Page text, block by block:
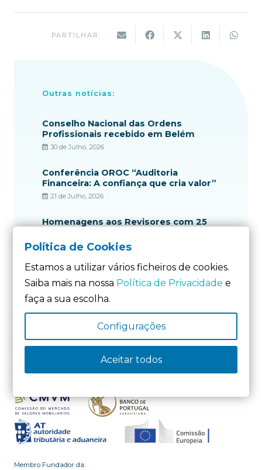
PARTILHAR:
Outras notícias:
Conselho Nacional das Ordens
Profissionais recebido em Belém
30 de Julho, 2026
Conferência OROC “Auditoria
Financeira: A confiança que cria valor”
21 de Julho, 2026
Homenagens aos Revisores com 25
2 de Junho, 2026
Ordem dos Revisores Oficiais de
Contas apresenta contributos
técnicos à Comissão da Reforma do
Estado e Poder Local
22 de Maio, 2026
Membro Fundador da:
Política de Cookies
Estamos a utilizar vários ficheiros de cookies.
Saiba mais na nossa Política de Privacidade e
faça a sua escolha.
Configurações
Aceitar todos